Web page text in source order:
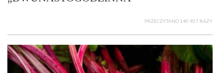
PRZECZYTANO 140 927 RAZY